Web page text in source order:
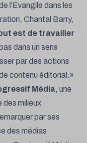
l’Evangile dans les
, Chantal Barry,
est de travailler
dans un sens
par des actions
contenu éditorial.»
Média, une
des milieux
par ses
des médias